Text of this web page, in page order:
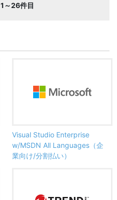
1～26件目
Visual Studio Enterprise
w/MSDN All Languages（企
業向け/分割払い）